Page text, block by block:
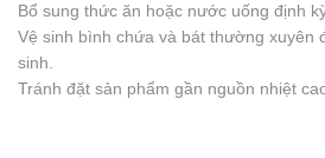
Bổ sung thức ăn hoặc nước uống định
Vệ sinh bình chứa và bát thường xuyên
sinh.
Tránh đặt sản phẩm gần nguồn nhiệt